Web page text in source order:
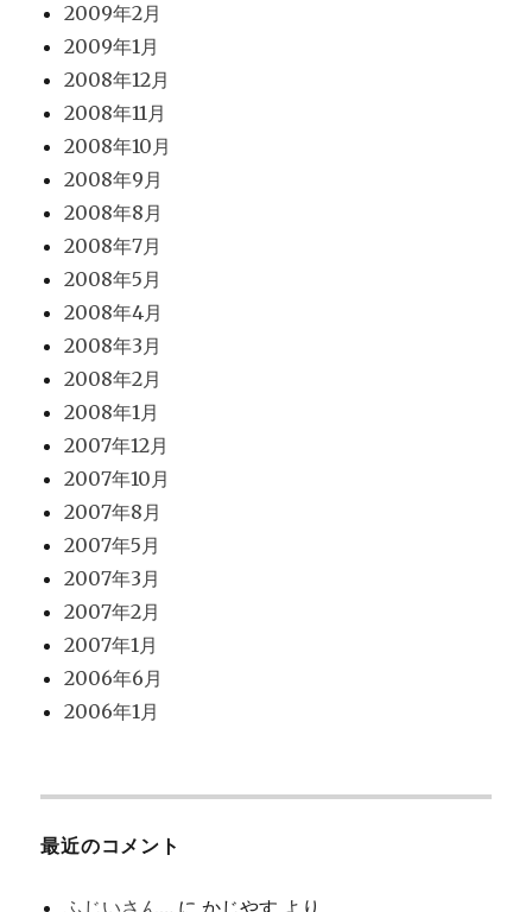
2009年2月
2009年1月
2008年12月
2008年11月
2008年10月
2008年9月
2008年8月
2008年7月
2008年5月
2008年4月
2008年3月
2008年2月
2008年1月
2007年12月
2007年10月
2007年8月
2007年5月
2007年3月
2007年2月
2007年1月
2006年6月
2006年1月
最近のコメント